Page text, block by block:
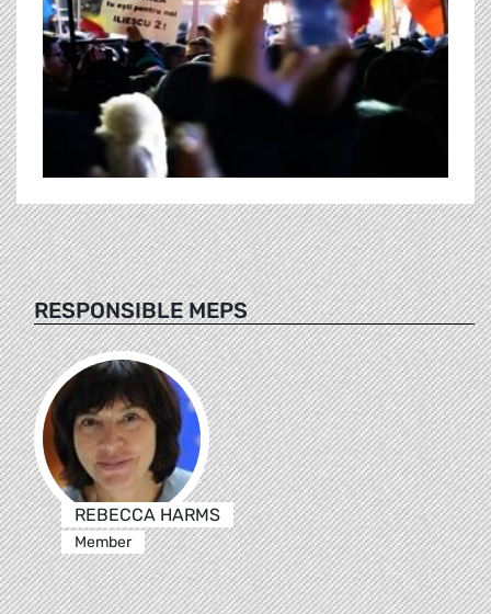
RESPONSIBLE MEPS
REBECCA HARMS
Member